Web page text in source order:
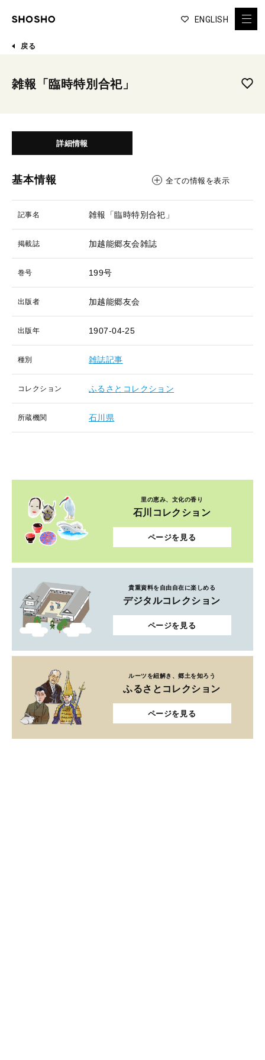
ENGLISH
戻る
雑報「臨時特別合祀」
詳細情報
基本情報 全ての情報を表示
記事名 雑報「臨時特別合祀」
掲載誌 加越能郷友会雑誌
巻号 199号
出版者 加越能郷友会
出版年 1907-04-25
種別 雑誌記事
コレクション ふるさとコレクション
所蔵機関 石川県
里の恵み、文化の香り
石川コレクション
ページを見る
貴重資料を自由自在に楽しめる
デジタルコレクション
ページを見る
ルーツを紐解き、郷土を知ろう
ふるさとコレクション
ページを見る